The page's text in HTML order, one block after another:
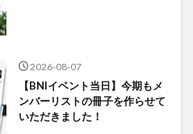
2026-08-07
【BNIイベント当日】今期もメ
ンバーリストの冊子を作らせて
いただきました！